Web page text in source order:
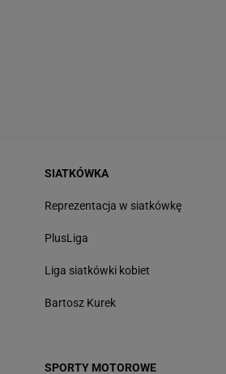
SIATKÓWKA
Reprezentacja w siatkówkę
PlusLiga
Liga siatkówki kobiet
Bartosz Kurek
SPORTY MOTOROWE